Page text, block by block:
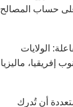
على حساب المصالح
الولايات
إفريقيا، ماليزيا
أن تُدرك